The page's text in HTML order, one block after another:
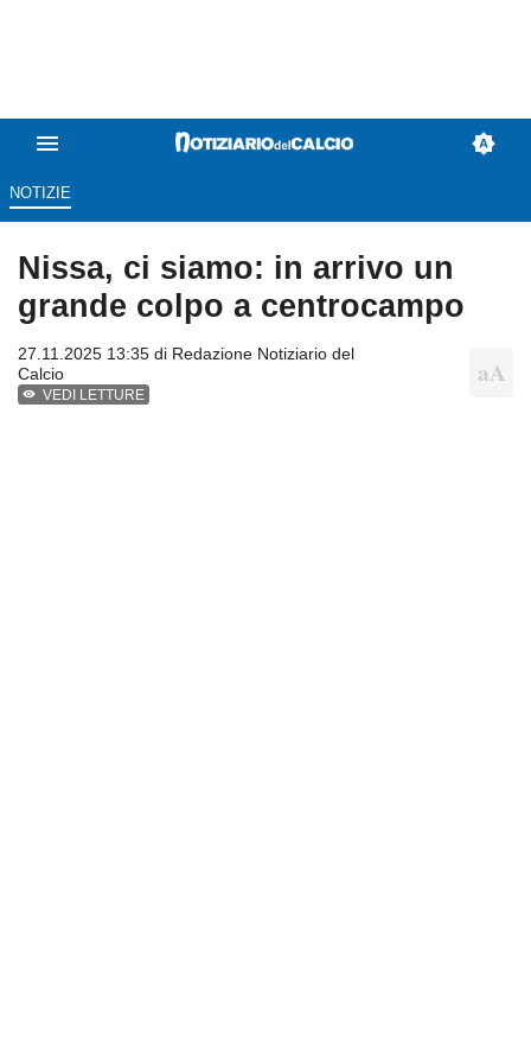
NOTIZIE
Nissa, ci siamo: in arrivo un
grande colpo a centrocampo
27.11.2025 13:35 di Redazione Notiziario del
Calcio
VEDI LETTURE